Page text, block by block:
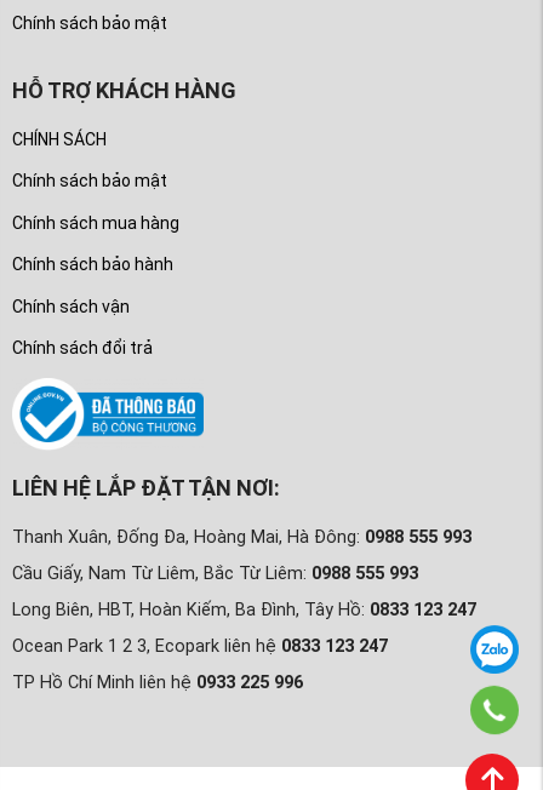
Chính sách bảo mật
HỖ TRỢ KHÁCH HÀNG
CHÍNH SÁCH
Chính sách bảo mật
Chính sách mua hàng
Chính sách bảo hành
Chính sách vận
Chính sách đổi trả
LIÊN HỆ LẮP ĐẶT TẬN NƠI:
Thanh Xuân, Đống Đa, Hoàng Mai, Hà Đông: 0988 555 993
Cầu Giấy, Nam Từ Liêm, Bắc Từ Liêm: 0988 555 993
Long Biên, HBT, Hoàn Kiếm, Ba Đình, Tây Hồ: 0833 123 247
Ocean Park 1 2 3, Ecopark liên hệ 0833 123 247
TP Hồ Chí Minh liên hệ 0933 225 996